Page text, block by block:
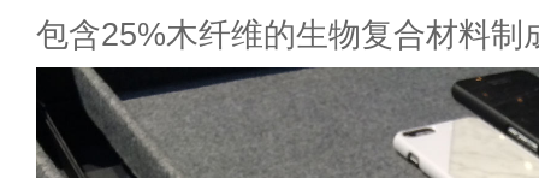
包含25%木纤维的生物复合材料制